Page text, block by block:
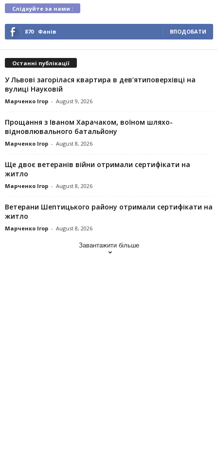
Слідкуйте за нами :
870 Фанів ВПОДОБАТИ
Останні публікації
У Львові загорілася квартира в дев’ятиповерхівці на
вулиці Науковій
Марченко Ігор - August 9, 2026
Прощання з Іваном Харачаком, воїном шляхо-
відновлювального батальйону
Марченко Ігор - August 8, 2026
Ще двоє ветеранів війни отримали сертифікати на
житло
Марченко Ігор - August 8, 2026
Ветерани Шептицького району отримали сертифікати на
житло
Марченко Ігор - August 8, 2026
Завантажити більше